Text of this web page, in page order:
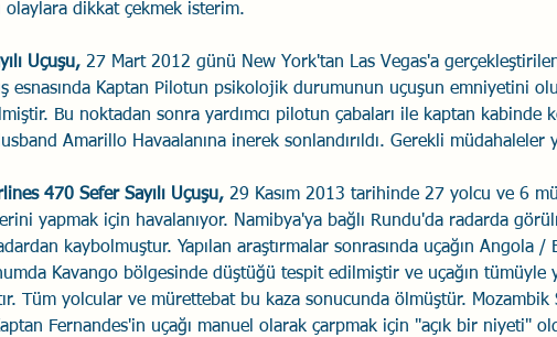
olaylara dikkat çekmek isterim.
Uçuşu, 27 Mart 2012 günü New York'tan Las Vegas'a
esnasında Kaptan Pilotun psikolojik durumunun uçuşun emniyetini
Bu noktadan sonra yardımcı pilotun çabaları ile kaptan kabinde
Amarillo Havaalanına inerek sonlandırıldı. Gerekli müdahaleler
470 Sefer Sayılı Uçuşu, 29 Kasım 2013 tarihinde 27 yolcu ve 6
yapmak için havalanıyor. Namibya'ya bağlı Rundu'da radarda
kaybolmuştur. Yapılan araştırmalar sonrasında uçağın Angola /
Kavango bölgesinde düştüğü tespit edilmiştir ve uçağın tümüyle
Tüm yolcular ve mürettebat bu kaza sonucunda ölmüştür. Mozambik
Fernandes'in uçağı manuel olarak çarpmak için "açık bir niyeti"